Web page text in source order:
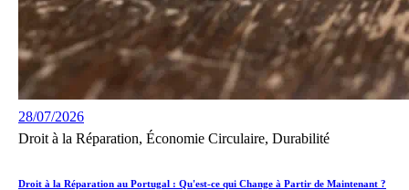
28/07/2026
Droit à la Réparation, Économie Circulaire, Durabilité
Droit à la Réparation au Portugal : Qu'est-ce qui Change à Partir de Maintenant ?